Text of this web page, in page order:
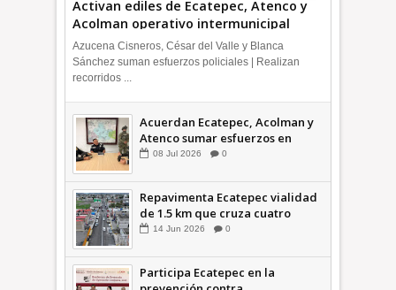
Activan ediles de Ecatepec, Atenco y
Acolman operativo intermunicipal
Azucena Cisneros, César del Valle y Blanca
Sánchez suman esfuerzos policiales | Realizan
recorridos ...
Acuerdan Ecatepec, Acolman y
Atenco sumar esfuerzos en
seguridad
08 Jul 2026 0
Repavimenta Ecatepec vialidad
de 1.5 km que cruza cuatro
comunidades +Video
14 Jun 2026 0
Participa Ecatepec en la